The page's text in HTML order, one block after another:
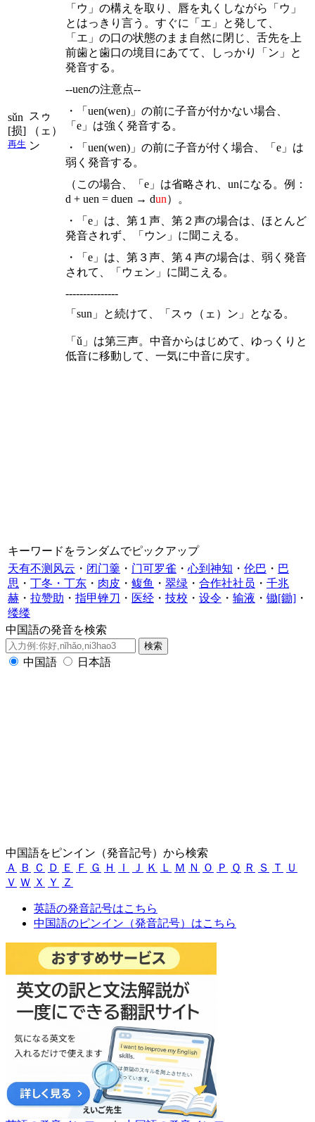
sǔn
[损]
再生
スゥ
（ェ）
ン
「ウ」の構えを取り、唇を丸くしながら「ウ」
とはっきり言う。すぐに「エ」と発して、
「エ」の口の状態のまま自然に閉じ、舌先を上
前歯と歯口の境目にあてて、しっかり「ン」と
発音する。
--uenの注意点--
・「uen(wen)」の前に子音が付かない場合、
「e」は強く発音する。
・「uen(wen)」の前に子音が付く場合、「e」は
弱く発音する。
（この場合、「e」は省略され、unになる。例：
d + uen = duen → dun）。
・「e」は、第１声、第２声の場合は、ほとんど
発音されず、「ウン」に聞こえる。
・「e」は、第３声、第４声の場合は、弱く発音
されて、「ウェン」に聞こえる。
---------------
「sun」と続けて、「スゥ（ェ）ン」となる。
「ǔ」は第三声。中音からはじめて、ゆっくりと
低音に移動して、一気に中音に戻す。
キーワードをランダムでピックアップ
天有不测风云 ・ 闭门羹 ・ 门可罗雀 ・ 心到神知 ・ 伦巴 ・ 巴
思 ・ 丁冬・丁东 ・ 肉皮 ・ 鳆鱼 ・ 翠绿 ・ 合作社社员 ・ 千兆
赫 ・ 拉赞助 ・ 指甲锉刀 ・ 医经 ・ 技校 ・ 设令 ・ 输液 ・ 锄[鋤] ・
缕缕
中国語の発音を検索
中国語 日本語
中国語をピンイン（発音記号）から検索
Ａ
Ｂ Ｃ Ｄ Ｅ Ｆ Ｇ Ｈ Ｉ Ｊ Ｋ Ｌ Ｍ Ｎ Ｏ Ｐ Ｑ Ｒ Ｓ Ｔ
Ｕ
Ｖ Ｗ Ｘ Ｙ Ｚ
英語の発音記号はこちら
中国語のピンイン（発音記号）はこちら